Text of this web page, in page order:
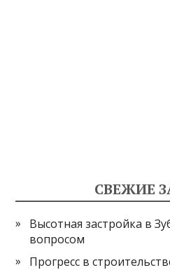
СВЕЖИЕ
Высотная застройка в
вопросом
Прогресс в